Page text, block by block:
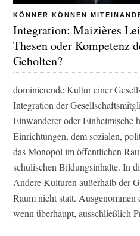
KÖNNER KÖNNEN
Integration: Maizières
Thesen oder Kompetenz
Geholten?
dominierende Kultur einer
Integration der
Einwanderer oder Einheimische
Einrichtungen, dem sozialen,
das Monopol im öffentlichen
schulischen Bildungsinhalte. In
Andere Kulturen außerhalb der
Raum nicht statt.
wenn überhaupt, ausschließlich